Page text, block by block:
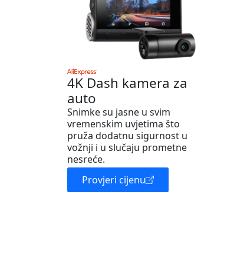
4K Dash kamera za
auto
Snimke su jasne u svim
vremenskim uvjetima što
pruža dodatnu sigurnost u
vožnji i u slučaju prometne
nesreće.
Provjeri cijenu